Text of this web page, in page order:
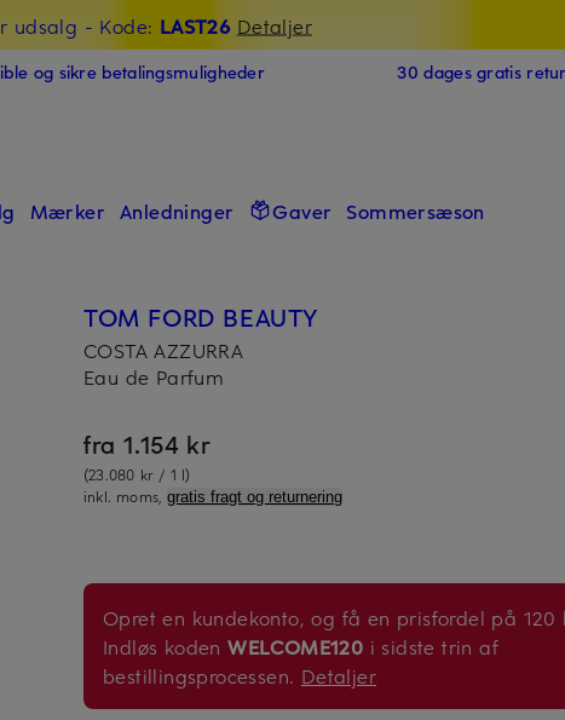
udsalg - Kode: LAST26 Detaljer
og sikre betalingsmuligheder 30 dages gratis retur
Mærker Anledninger Gaver Sommersæson
TOM FORD BEAUTY
COSTA AZZURRA
Eau de Parfum
fra 1.154 kr
(23.080 kr / 1 l)
inkl. moms,gratis fragt og returnering
Opret en kundekonto, og få en prisfordel på 120
Indløs kodenWELCOME120 i sidste trin af
bestillingsprocessen. Detaljer